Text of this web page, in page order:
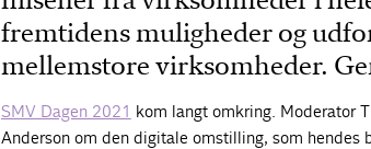
fremtidens muligheder og
mellemstore virksomheder.
SMV Dagen 2021 kom langt omkring. Moderator
Anderson om den digitale omstilling, som hendes